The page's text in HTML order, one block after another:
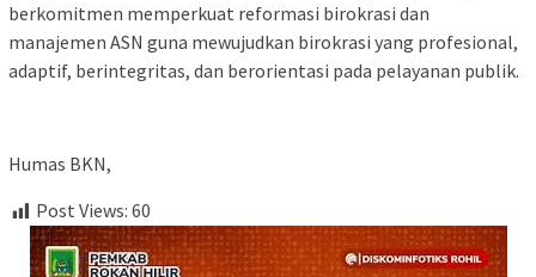
berkomitmen memperkuat reformasi birokrasi dan
manajemen ASN guna mewujudkan birokrasi yang profesional,
adaptif, berintegritas, dan berorientasi pada pelayanan publik.
Humas BKN,
Post Views: 60